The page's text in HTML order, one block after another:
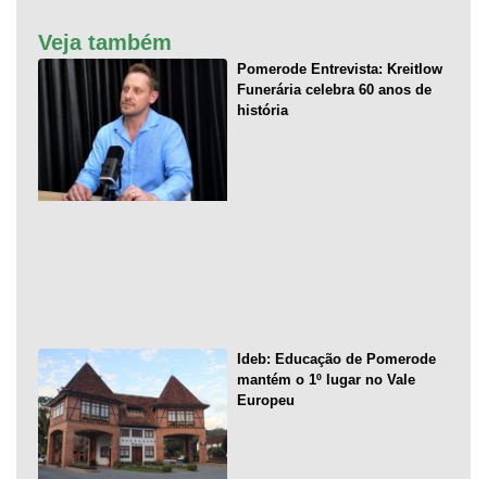
Veja também
Pomerode Entrevista: Kreitlow
Funerária celebra 60 anos de
história
Ideb: Educação de Pomerode
mantém o 1º lugar no Vale
Europeu